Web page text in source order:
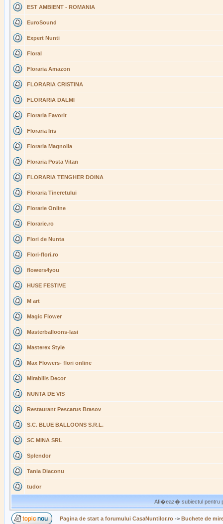
EST AMBIENT - ROMANIA
EuroSound
Expert Nunti
Floral
Floraria Amazon
FLORARIA CRISTINA
FLORARIA DALMI
Floraria Favorit
Floraria Iris
Floraria Magnolia
Floraria Posta Vitan
FLORARIA TENGHER DOINA
Floraria Tineretului
Florarie Online
Florarie.ro
Flori de Nunta
Flori-flori.ro
flowers4you
HUSE FESTIVE
M art
Magic Flower
Masterballoons-Iasi
Masterex Style
Max Flowers- flori online
Mirabilis Decor
NUNTA DE VIS
Restaurant Pescarus Brasov
S.C. BLUE BALLOONS S.R.L.
SC MINA SRL
Splendor
Tania Diaconu
tudor
Afi�eaz� subiectul pentru
Pagina de start a forumului CasaNuntilor.ro -> Buchete de